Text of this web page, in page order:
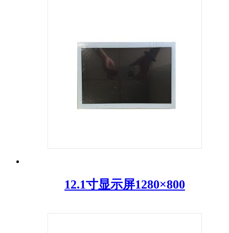
12.1寸显示屏1280×800